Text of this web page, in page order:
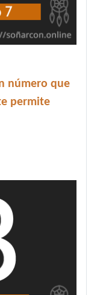
número que
permite